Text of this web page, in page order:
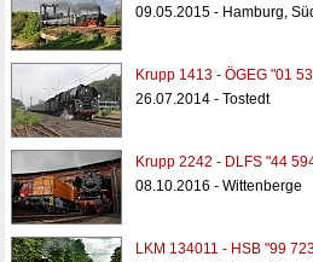
09.05.2015 - Hamburg,
Krupp 1413 - ÖGEG "01
26.07.2014 - Tostedt
Krupp 2242 - DLFS "44
08.10.2016 - Wittenberge
LKM 134011 - HSB "99